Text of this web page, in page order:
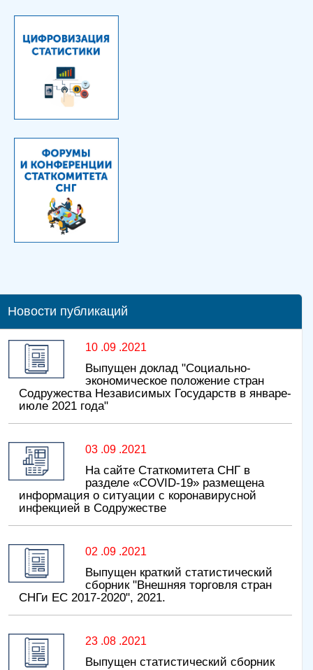
Новости публикаций
10 .09 .2021
Выпущен доклад "Социально-
экономическое положение стран
Содружества Независимых Государств в январе-
июле 2021 года"
03 .09 .2021
На сайте Статкомитета СНГ в
разделе «COVID-19» размещена
информация о ситуации с коронавирусной
инфекцией в Содружестве
02 .09 .2021
Выпущен краткий статистический
сборник "Внешняя торговля стран
СНГи ЕС 2017-2020", 2021.
23 .08 .2021
Выпущен статистический сборник